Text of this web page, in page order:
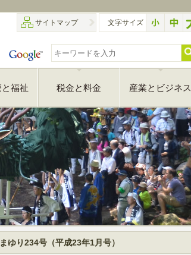
サイトマップ 文字サイズ
福祉 税金と料金 産業とビジネス
ゆり234号（平成23年1月号）